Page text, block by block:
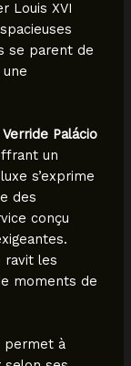
Louis XVI
se parent de
Verride Palácio
un
s’exprime
des
conçu
ravit les
moments de
permet à